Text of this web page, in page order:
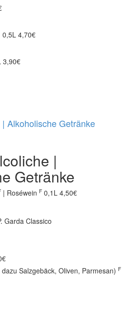
0,5L 4,70€
3,90€
Alkoholische Getränke
|
Getränke
| Roséwein F 0,1L 4,50€
Garda Classico
Salzgebäck, Oliven, Parmesan) F